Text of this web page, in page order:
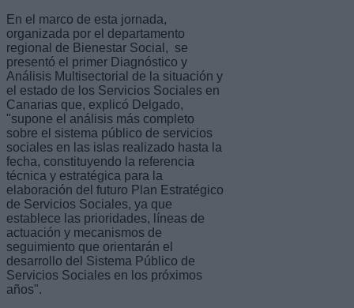
En el marco de esta jornada,
organizada por el departamento
regional de Bienestar Social, se
presentó el primer Diagnóstico y
Análisis Multisectorial de la situación y
el estado de los Servicios Sociales en
Canarias que, explicó Delgado,
"supone el análisis más completo
sobre el sistema público de servicios
sociales en las islas realizado hasta la
fecha, constituyendo la referencia
técnica y estratégica para la
elaboración del futuro Plan Estratégico
de Servicios Sociales, ya que
establece las prioridades, líneas de
actuación y mecanismos de
seguimiento que orientarán el
desarrollo del Sistema Público de
Servicios Sociales en los próximos
años".